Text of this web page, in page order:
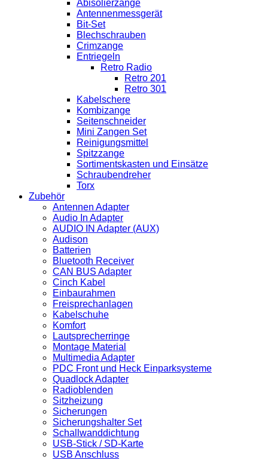
Abisolierzange
Antennenmessgerät
Bit-Set
Blechschrauben
Crimzange
Entriegeln
Retro Radio
Retro 201
Retro 301
Kabelschere
Kombizange
Seitenschneider
Mini Zangen Set
Reinigungsmittel
Spitzzange
Sortimentskasten und Einsätze
Schraubendreher
Torx
Zubehör
Antennen Adapter
Audio In Adapter
AUDIO IN Adapter (AUX)
Audison
Batterien
Bluetooth Receiver
CAN BUS Adapter
Cinch Kabel
Einbaurahmen
Freisprechanlagen
Kabelschuhe
Komfort
Lautsprecherringe
Montage Material
Multimedia Adapter
PDC Front und Heck Einparksysteme
Quadlock Adapter
Radioblenden
Sitzheizung
Sicherungen
Sicherungshalter Set
Schallwanddichtung
USB-Stick / SD-Karte
USB Anschluss